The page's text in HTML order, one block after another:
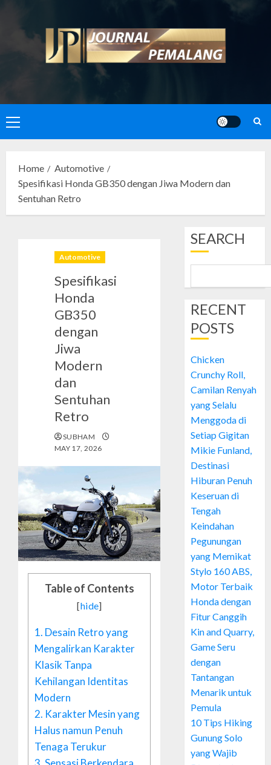
content
Primary
Menu
Home
Automotive
Spesifikasi Honda GB350 dengan Jiwa Modern dan
Sentuhan Retro
Automotive
Spesifikasi
Honda
GB350
dengan
Jiwa
Modern
dan
Sentuhan
Retro
SUBHAM
MAY 17, 2026
Table of Contents
[hide]
1. Desain Retro yang
Mengalirkan Karakter
Klasik Tanpa
Kehilangan Identitas
Modern
2. Karakter Mesin yang
Halus namun Penuh
Tenaga Terukur
SEARCH
RECENT
POSTS
Chicken
Crunchy Roll,
Camilan Renyah
yang Selalu
Menggoda di
Setiap Gigitan
Mikie Funland,
Destinasi
Hiburan Penuh
Keseruan di
Tengah
Keindahan
Pegunungan
yang Memikat
Stylo 160 ABS,
Motor Terbaik
Honda dengan
Fitur Canggih
Kin and Quarry,
Game Seru
dengan
Tantangan
Menarik untuk
Pemula
10 Tips Hiking
Gunung Solo
yang Wajib